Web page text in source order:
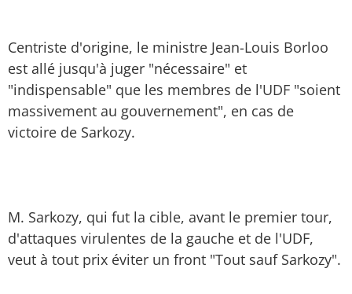
Centriste d'origine, le ministre Jean-Louis Borloo
est allé jusqu'à juger "nécessaire" et
"indispensable" que les membres de l'UDF "soient
massivement au gouvernement", en cas de
victoire de Sarkozy.
M. Sarkozy, qui fut la cible, avant le premier tour,
d'attaques virulentes de la gauche et de l'UDF,
veut à tout prix éviter un front "Tout sauf Sarkozy".